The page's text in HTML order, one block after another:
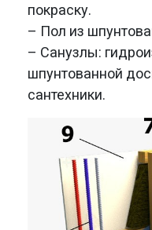
покраску.
– Пол из
– Санузлы:
шпунтованной
сантехники.